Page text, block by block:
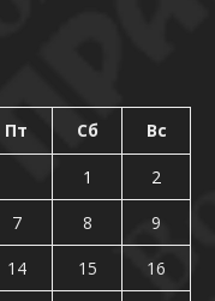
Пт Сб Вс
1
2
7 8
9
14 15
16